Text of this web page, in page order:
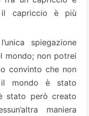
il capriccio è più
spiegazione
mondo; non potrei
convinto che non
mondo è stato
stato però creato
maniera